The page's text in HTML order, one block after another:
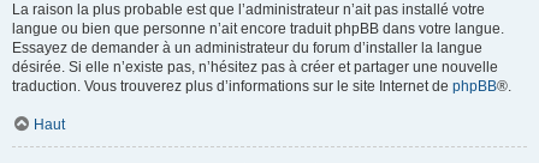
La raison la plus probable est que l’administrateur n’ait pas installé votre
langue ou bien que personne n’ait encore traduit phpBB dans votre langue.
Essayez de demander à un administrateur du forum d’installer la langue
désirée. Si elle n’existe pas, n’hésitez pas à créer et partager une nouvelle
traduction. Vous trouverez plus d’informations sur le site Internet de phpBB®.
Haut